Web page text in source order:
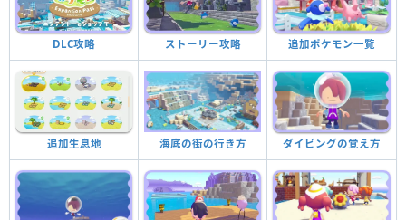
DLC攻略 ストーリー攻略 追加ポケモン一覧
追加生息地 海底の街の行き方 ダイビングの覚え方